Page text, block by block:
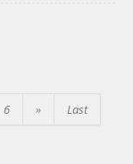
6 » Last